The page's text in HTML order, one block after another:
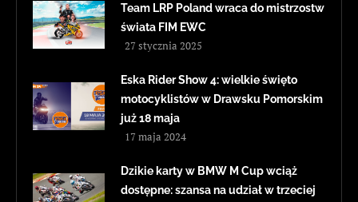
Team LRP Poland wraca do mistrzostw
świata FIM EWC
27 stycznia 2025
Eska Rider Show 4: wielkie święto
motocyklistów w Drawsku Pomorskim
już 18 maja
17 maja 2024
Dzikie karty w BMW M Cup wciąż
dostępne: szansa na udział w trzeciej